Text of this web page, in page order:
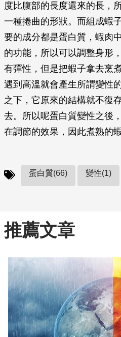
度比腹部的長度還來的長，
一種捲曲的形狀。而組成蝦
要的成分都是蛋白質，蝦肉
的功能，所以可以調整身形
有彈性，但是把蝦子拿去烹
遇到高溫就會產生所謂變性
之下，它原來的結構就不復
去。所以呢蛋白質變性之後
在調節的效果，因此煮熟的
蛋白質(66) 變性(1)
推薦文章